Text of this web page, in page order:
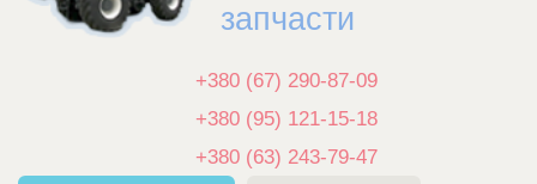
запчасти
+380 (67) 290-87-09
+380 (95) 121-15-18
+380 (63) 243-79-47